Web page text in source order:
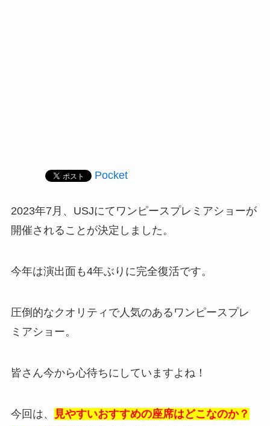
Pocket
2023年7月、USJにてワンピースプレミアショーが
開催されることが決定しました。
今年は演出面も4年ぶりに完全復活です。
圧倒的なクオリティで人気のあるワンピースプレ
ミアショー。
皆さん今から心待ちにしていますよね！
今回は、
見やすいおすすめの座席はどこなのか？